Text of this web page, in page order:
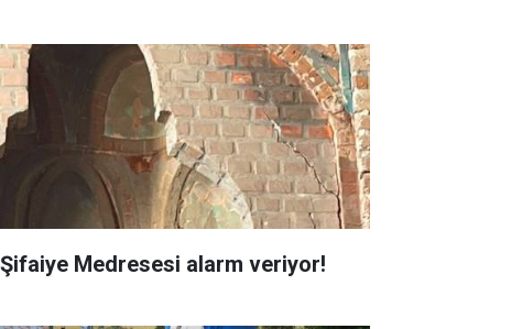
Şifaiye Medresesi alarm veriyor!